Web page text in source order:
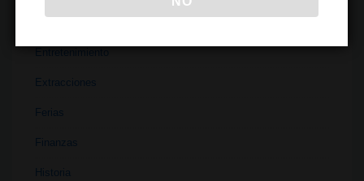
Extracciones
Ferias
Finanzas
Historia